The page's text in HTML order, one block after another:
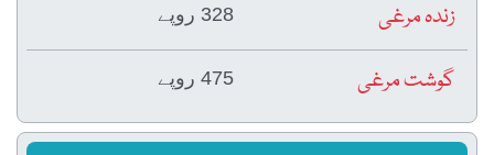
زندہ مرغی 328 روپے
گوشت مرغی 475 روپے